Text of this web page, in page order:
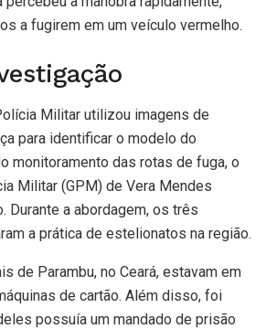
a fugirem em um veículo vermelho.
Militar utilizou imagens de
para identificar o modelo do
monitoramento das rotas de fuga, o
Militar (GPM) de Vera Mendes
Durante a abordagem, os três
a prática de estelionatos na região.
de Parambu, no Ceará, estavam em
de cartão. Além disso, foi
possuía um mandado de prisão